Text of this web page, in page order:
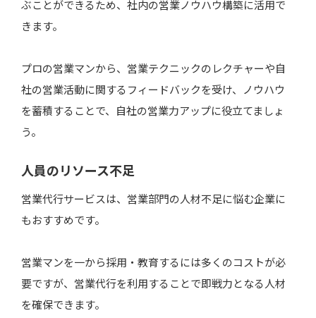
ぶことができるため、社内の営業ノウハウ構築に活用で
きます。
プロの営業マンから、営業テクニックのレクチャーや自
社の営業活動に関するフィードバックを受け、ノウハウ
を蓄積することで、自社の営業力アップに役立てましょ
う。
人員のリソース不足
営業代行サービスは、営業部門の人材不足に悩む企業に
もおすすめです。
営業マンを一から採用・教育するには多くのコストが必
要ですが、営業代行を利用することで即戦力となる人材
を確保できます。